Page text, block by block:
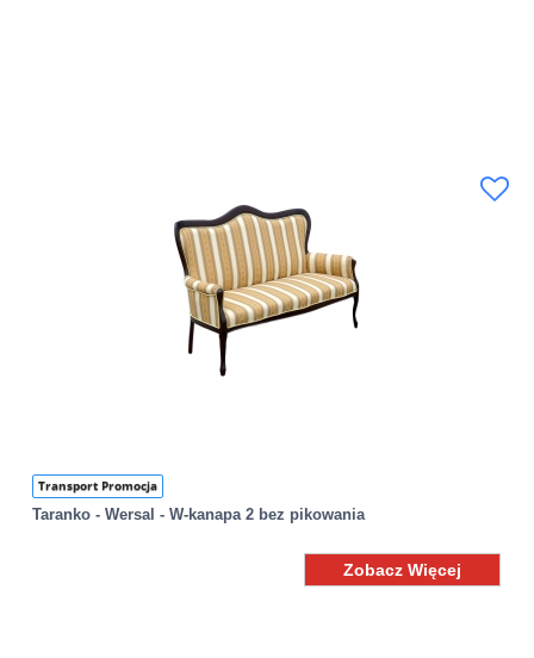
Transport Promocja
Taranko - Wersal - W-kanapa 2 bez pikowania
Zobacz Więcej